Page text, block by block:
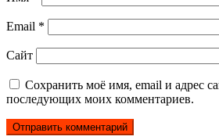
Email *
Сайт
Сохранить моё имя, email и адрес
последующих моих комментариев.